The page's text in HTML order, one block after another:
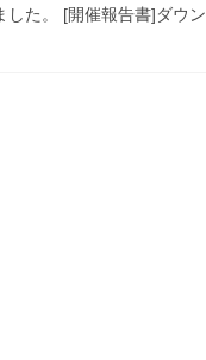
た。 [開催報告書]ダウン